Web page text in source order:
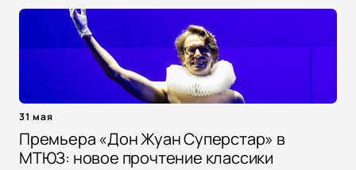
31 мая
Премьера «Дон Жуан Суперстар» в
МТЮЗ: новое прочтение классики